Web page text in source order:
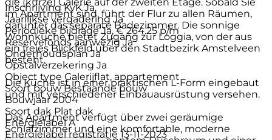
im Apartment sind, führt der Flur zu allen Räumen,
darunter das separate Badezimmer. Die sonnige
Wohnküche bietet Zugang zur Loggia, von der aus
ein freies Blickfeld über den Stadtbezirk Amstelveen
besteht.
Die Küche ist in einer praktischen L-Form eingebaut
und mit verschiedener Einbauausrüstung versehen.
Das Apartment verfügt über zwei geräumige
Schlafzimmer und eine komfortable, moderne
Inschrijving KvK Ja
Jaarlijkse vergadering Ja
Periodieke bijdrage Ja, € 264.25 p/m
Reservefonds aanwezig Ja
Onderhoudsplan Ja
Opstalverzekering Ja
Object type Galerijflat, appartement
Soort bouw Bestaande bouw
Bouwjaar 2004
Soort dak Plat dak
Energielabel A
Energielabel registratie 13-11-2023